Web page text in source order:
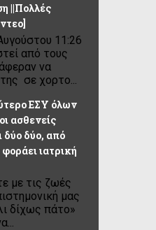
||Πολλές
11:26
από τους
να
σε χορτο...
ΕΣΥ όλων
ασθενείς
δύο δύο, από
ιατρική
με τις ζωές
μας
δίχως πάτο»